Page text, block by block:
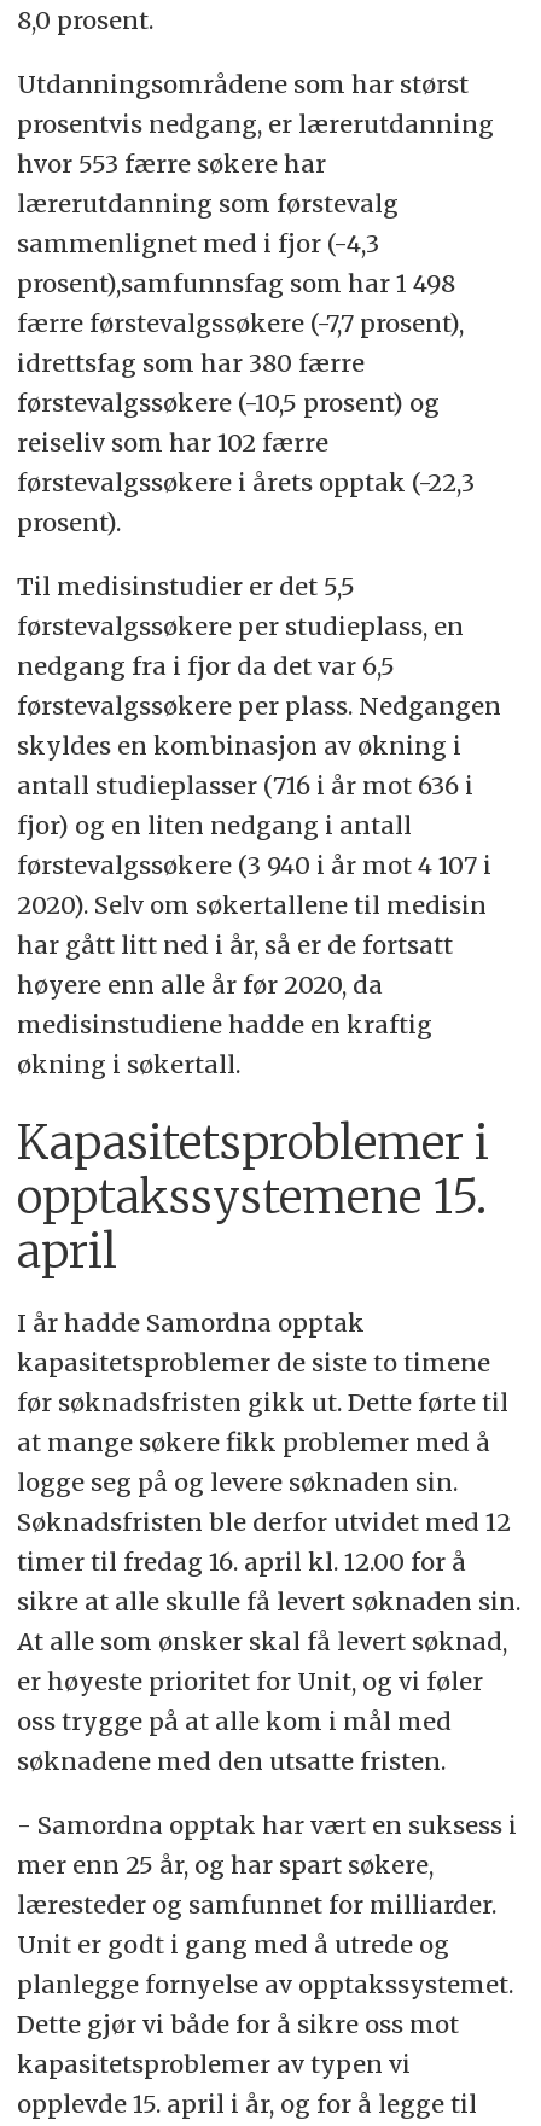
8,0 prosent.
Utdanningsområdene som har størst
prosentvis nedgang, er lærerutdanning
hvor 553 færre søkere har
lærerutdanning som førstevalg
sammenlignet med i fjor (-4,3
prosent),samfunnsfag som har 1 498
færre førstevalgssøkere (-7,7 prosent),
idrettsfag som har 380 færre
førstevalgssøkere (-10,5 prosent) og
reiseliv som har 102 færre
førstevalgssøkere i årets opptak (-22,3
prosent).
Til medisinstudier er det 5,5
førstevalgssøkere per studieplass, en
nedgang fra i fjor da det var 6,5
førstevalgssøkere per plass. Nedgangen
skyldes en kombinasjon av økning i
antall studieplasser (716 i år mot 636 i
fjor) og en liten nedgang i antall
førstevalgssøkere (3 940 i år mot 4 107 i
2020). Selv om søkertallene til medisin
har gått litt ned i år, så er de fortsatt
høyere enn alle år før 2020, da
medisinstudiene hadde en kraftig
økning i søkertall.
Kapasitetsproblemer i
opptakssystemene 15.
april
I år hadde Samordna opptak
kapasitetsproblemer de siste to timene
før søknadsfristen gikk ut. Dette førte til
at mange søkere fikk problemer med å
logge seg på og levere søknaden sin.
Søknadsfristen ble derfor utvidet med 12
timer til fredag 16. april kl. 12.00 for å
sikre at alle skulle få levert søknaden sin.
At alle som ønsker skal få levert søknad,
er høyeste prioritet for Unit, og vi føler
oss trygge på at alle kom i mål med
søknadene med den utsatte fristen.
- Samordna opptak har vært en suksess i
mer enn 25 år, og har spart søkere,
læresteder og samfunnet for milliarder.
Unit er godt i gang med å utrede og
planlegge fornyelse av opptakssystemet.
Dette gjør vi både for å sikre oss mot
kapasitetsproblemer av typen vi
opplevde 15. april i år, og for å legge til